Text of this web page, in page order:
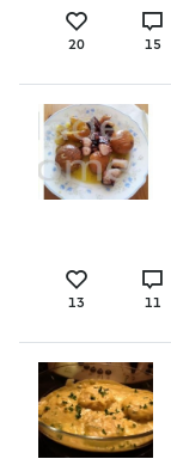
20 15
13 11